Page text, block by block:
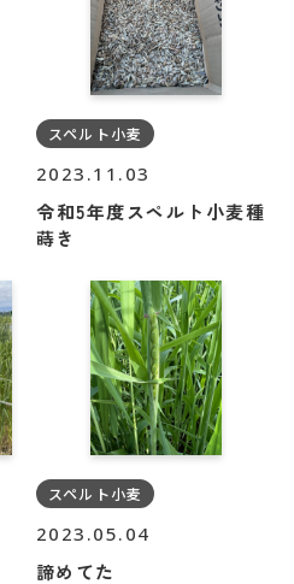
スペルト小麦
2023.11.03
令和5年度スペルト小麦種
蒔き
スペルト小麦
2023.05.04
諦めてた